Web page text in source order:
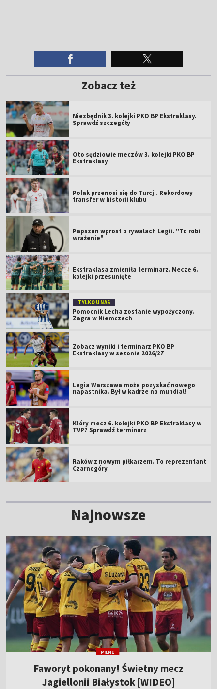
Zobacz też
Niezbędnik 3. kolejki PKO BP Ekstraklasy.
Sprawdź szczegóły
Oto sędziowie meczów 3. kolejki PKO BP
Ekstraklasy
Polak przenosi się do Turcji. Rekordowy
transfer w historii klubu
Papszun wprost o rywalach Legii. "To robi
wrażenie"
Ekstraklasa zmieniła terminarz. Mecze 6.
kolejki przesunięte
TYLKO U NAS
Pomocnik Lecha zostanie wypożyczony.
Zagra w Niemczech
Zobacz wyniki i terminarz PKO BP
Ekstraklasy w sezonie 2026/27
Legia Warszawa może pozyskać nowego
napastnika. Był w kadrze na mundial!
Który mecz 6. kolejki PKO BP Ekstraklasy w
TVP? Sprawdź terminarz
Raków z nowym piłkarzem. To reprezentant
Czarnogóry
Najnowsze
PILNE
Faworyt pokonany! Świetny mecz
Jagiellonii Białystok [WIDEO]